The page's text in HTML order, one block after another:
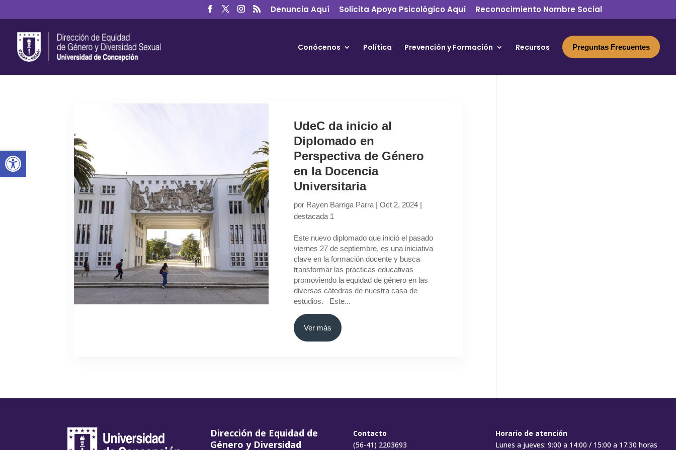
Abrir barra de herramientas
Denuncia Aquí Solicita Apoyo Psicológico Aquí Reconocimiento Nombre Social
Conócenos Política Prevención y Formación Recursos Preguntas Frecuentes
UdeC da inicio al
Diplomado en
Perspectiva de Género
en la Docencia
Universitaria
por Rayen Barriga Parra| Oct 2, 2024|
destacada 1
Este nuevo diplomado que inició el pasado
viernes 27 de septiembre, es una iniciativa
clave en la formación docente y busca
transformar las prácticas educativas
promoviendo la equidad de género en las
diversas cátedras de nuestra casa de
estudios. Este...
Ver más
Dirección de Equidad de
Género y Diversidad
Contacto
(56-41) 2203693
Horario de atención
Lunes a jueves: 9:00 a 14:00 / 15:00 a 17:30 horas